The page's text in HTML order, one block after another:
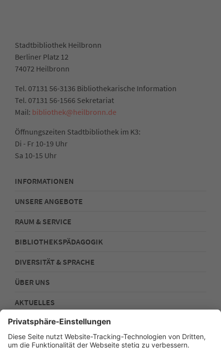
Stadtbibliothek Heilbronn
Berliner Platz 12
74072 Heilbronn
Tel. 07131 56-3136 Bibliothekarische Information
Tel. 07131 56-1566 Sekretariat
Mail: bibliothek@heilbronn.de
Öffnungszeiten Stadtbibliothek im K3:
Di - Fr 10-19 Uhr
Sa 10-15 Uhr
INFORMATIONEN
UNSERE ANGEBOTE
RAUM & SERVICE
BIBLIOTHEKSPÄDAGOGIK
DIVERSITÄT & SPRACHE
ÜBER UNS
AKTUELLES
FOLGEN SIE UNS!